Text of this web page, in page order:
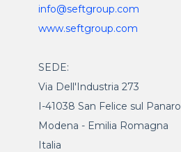
info@seftgroup.com
www.seftgroup.com
SEDE:
Via Dell'Industria 273
I-41038 San Felice sul Panaro
Modena - Emilia Romagna
Italia